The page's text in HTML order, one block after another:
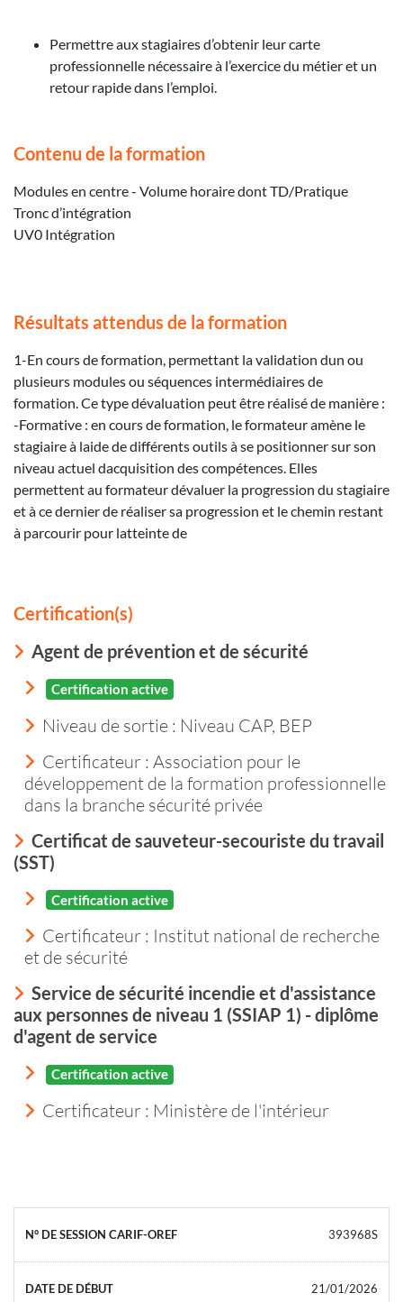
Permettre aux stagiaires d’obtenir leur carte
professionnelle nécessaire à l’exercice du métier et un
retour rapide dans l’emploi.
Contenu de la formation
Modules en centre - Volume horaire dont TD/Pratique
Tronc d’intégration
UV0 Intégration
Résultats attendus de la formation
1-En cours de formation, permettant la validation dun ou
plusieurs modules ou séquences intermédiaires de
formation. Ce type dévaluation peut être réalisé de manière :
-Formative : en cours de formation, le formateur amène le
stagiaire à laide de différents outils à se positionner sur son
niveau actuel dacquisition des compétences. Elles
permettent au formateur dévaluer la progression du stagiaire
et à ce dernier de réaliser sa progression et le chemin restant
à parcourir pour latteinte de
Certification(s)
Agent de prévention et de sécurité
Certification active
Niveau de sortie : Niveau CAP, BEP
Certificateur : Association pour le
développement de la formation professionnelle
dans la branche sécurité privée
Certificat de sauveteur-secouriste du travail
(SST)
Certification active
Certificateur : Institut national de recherche
et de sécurité
Service de sécurité incendie et d'assistance
aux personnes de niveau 1 (SSIAP 1) - diplôme
d'agent de service
Certification active
Certificateur : Ministère de l'intérieur
393968S
21/01/2026